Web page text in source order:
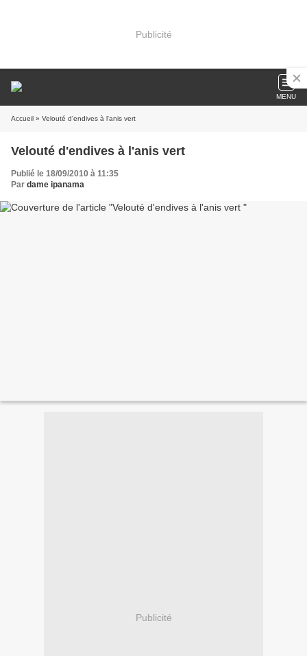
Publicité
MENU
Accueil » Velouté d'endives à l'anis vert
Velouté d'endives à l'anis vert
Publié le 18/09/2010 à 11:35
Par dame ipanama
Publicité